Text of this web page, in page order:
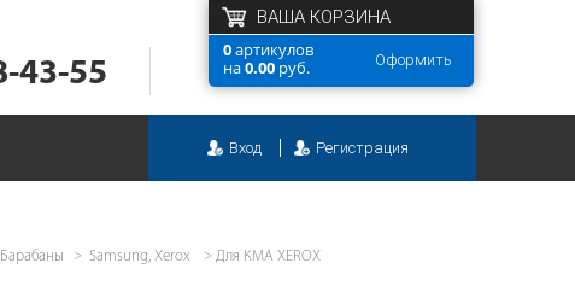
43-55 Оформить
ВАША КОРЗИНА
0артикулов
на0.00 руб.
Вход Регистрация
Барабаны Samsung, Xerox Для КМА XEROX